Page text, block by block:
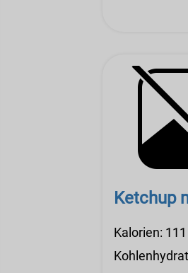
Ketchup
Kalorien: 111